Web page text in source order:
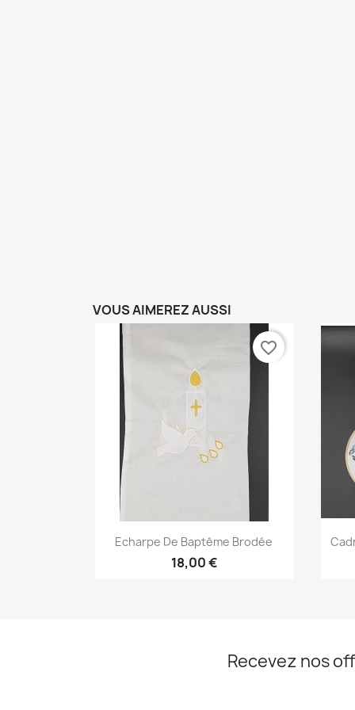
VOUS AIMEREZ AUSSI
Aperçu rapide
Echarpe De Baptême Brodée
18,00 €
favorite_border
Recevez nos